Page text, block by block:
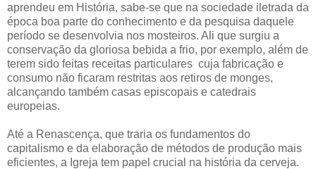
aprendeu em História, sabe-se que na sociedade iletrada da
época boa parte do conhecimento e da pesquisa daquele
período se desenvolvia nos mosteiros. Ali que surgiu a
conservação da gloriosa bebida a frio, por exemplo, além de
terem sido feitas receitas particulares cuja fabricação e
consumo não ficaram restritas aos retiros de monges,
alcançando também casas episcopais e catedrais
europeias.
Até a Renascença, que traria os fundamentos do
capitalismo e da elaboração de métodos de produção mais
eficientes, a Igreja tem papel crucial na história da cerveja.